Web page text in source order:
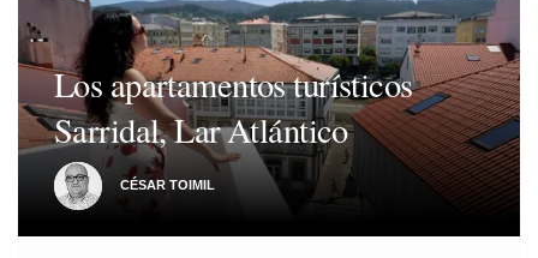
Los apartamentos turísticos
Sarridal, Lar Atlántico
CÉSAR TOIMIL